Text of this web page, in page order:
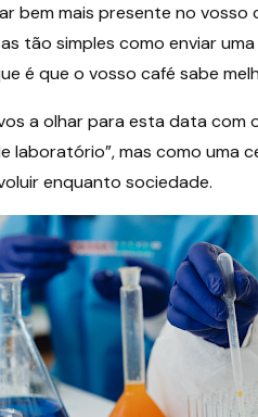
bem mais presente no vosso
tão simples como enviar
é que o vosso café sabe
a olhar para esta data com
laboratório”, mas como uma
enquanto sociedade.